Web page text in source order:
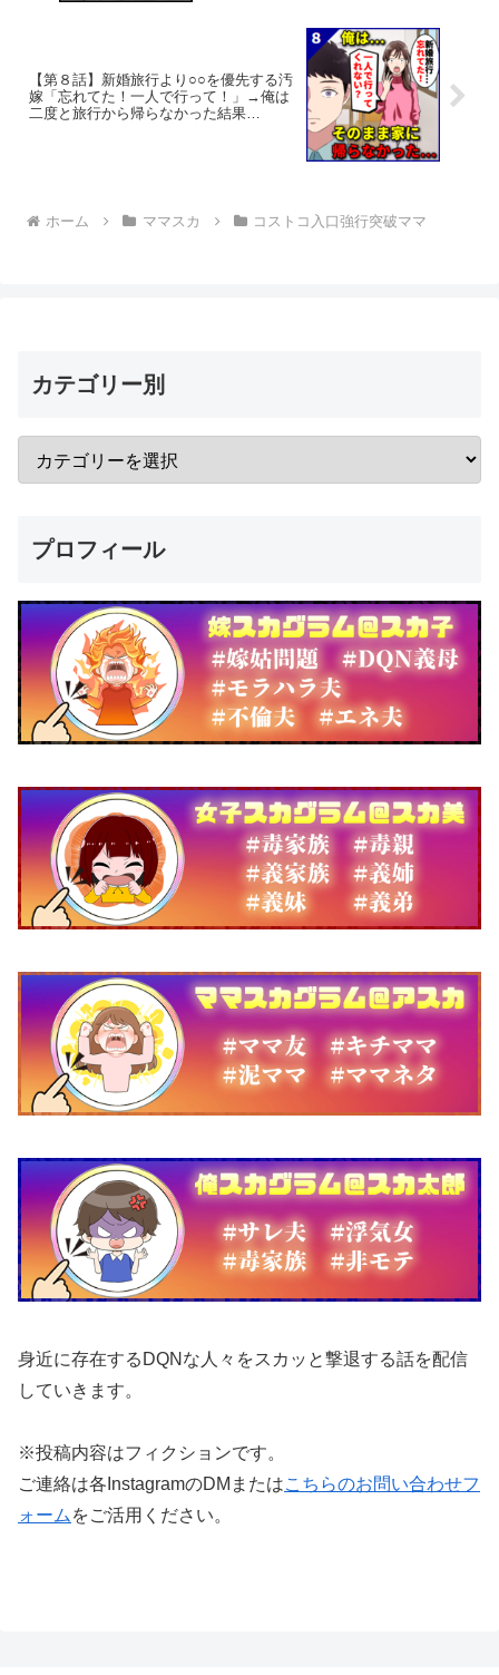
【第８話】新婚旅行より○○を優先する汚
嫁「忘れてた！一人で行って！」→俺は
二度と旅行から帰らなかった結果…
ホーム ママスカ コストコ入口強行突破ママ
カテゴリー別
プロフィール
身近に存在するDQNな人々をスカッと撃退する話を配信
していきます。
※投稿内容はフィクションです。
ご連絡は各InstagramのDMまたはこちらのお問い合わせフ
ォーム をご活用ください。